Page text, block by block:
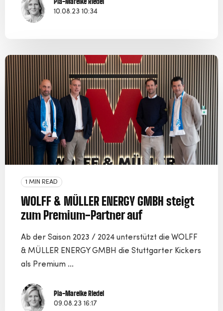
Pia-Mareike Riedel
10.08.23 10:34
1 MIN READ
WOLFF & MÜLLER ENERGY GMBH steigt
zum Premium-Partner auf
Ab der Saison 2023 / 2024 unterstützt die WOLFF
& MÜLLER ENERGY GMBH die Stuttgarter Kickers
als Premium ...
Pia-Mareike Riedel
09.08.23 16:17